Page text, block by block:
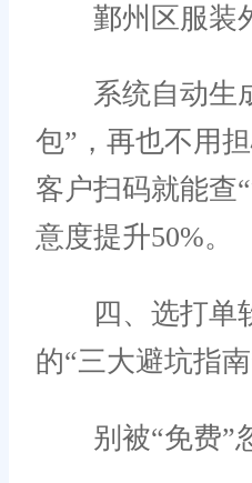
鄞州区服装
系统自动生
包”，再也不用
客户扫码就能查
意度提升50%。
四、选打单
的“三大避坑指
别被“免费”